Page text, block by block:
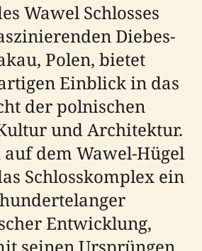
Wawel Schlosses
Diebes-
Polen, bietet
Einblick in das
der polnischen
und Architektur.
dem Wawel-Hügel
Schlosskomplex ein
Entwicklung,